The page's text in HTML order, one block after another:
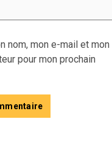
nom, mon e-mail et
pour mon prochain